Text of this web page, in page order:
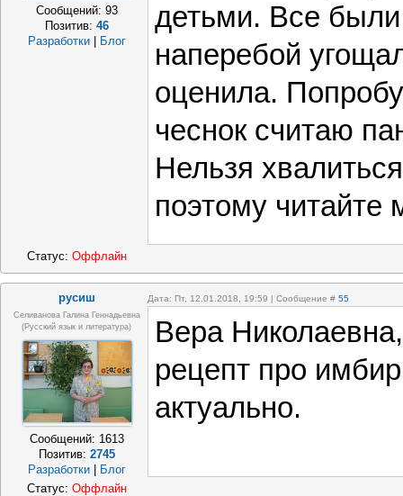
Сообщений: 93
Позитив: 46
Разработки
Блог
детьми. Все
наперебой
оценила.
чеснок считаю
Нельзя
поэтому читайте
Статус: Оффлайн
русиш Дата: Пт, 12.01.2018, 19:59 | Сообщение # 55
Селиванова Галина Геннадьевна
(русский язык и литература)
Сообщений: 1613
Позитив: 2745
Разработки
Блог
Вера
рецепт про
актуально.
Статус: Оффлайн